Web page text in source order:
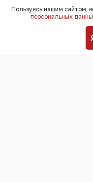
хутора
асфальта,
Пользуясь нашим сайтом,
персональных